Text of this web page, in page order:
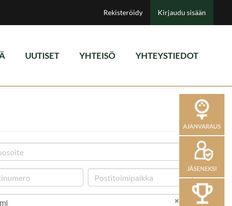
Rekisteröidy Kirjaudu sisään
UUTISET YHTEISÖ YHTEYSTIEDOT